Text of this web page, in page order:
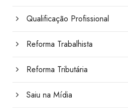
Qualificação Profissional
Reforma Trabalhista
Reforma Tributária
Saiu na Mídia